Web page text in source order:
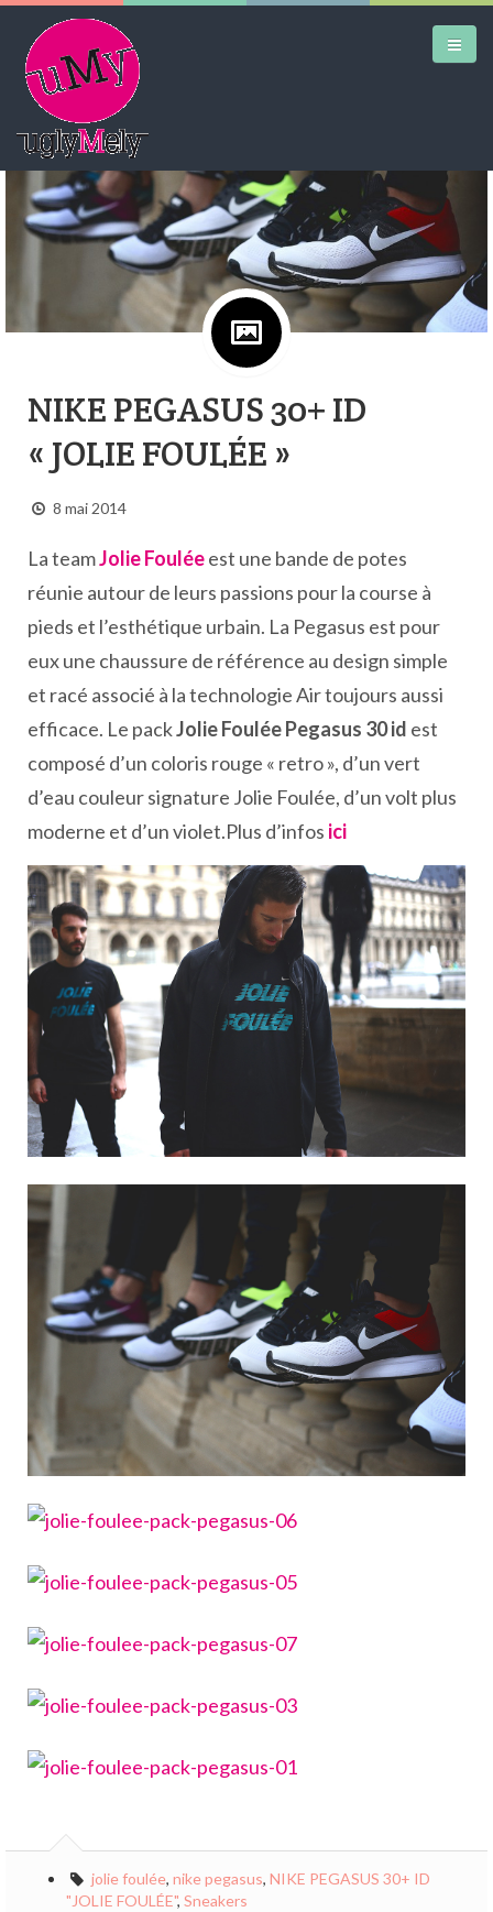
DAILY KICKS
AIRTRAINERPEDIA
CONTACT
Google+
NIKE PEGASUS 30+ ID
« JOLIE FOULÉE »
8 mai 2014
La teamJolie Fouléeest une bande de potes
réunie autour de leurs passions pour la course à
pieds et l’esthétique urbain. La Pegasus est pour
eux une chaussure de référence au design simple
et racé associé à la technologie Air toujours aussi
efficace. Le packJolie Foulée Pegasus 30 id est
composé d’un coloris rouge « retro », d’un vert
d’eau couleur signature Jolie Foulée, d’un volt plus
moderne et d’un violet.Plus d’infos ici
jolie foulée, nike pegasus, NIKE PEGASUS 30+ ID
"JOLIE FOULÉE", Sneakers